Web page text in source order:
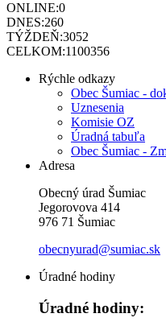
ONLINE:0
DNES:260
TÝŽDEŇ:3052
CELKOM:1100356
Rýchle odkazy
Obec Šumiac -
Uznesenia
Komisie OZ
Úradná tabuľa
Obec Šumiac -
Adresa
Obecný úrad Šumiac
Jegorovova 414
976 71 Šumiac
obecnyurad@sumiac.sk
Úradné hodiny
Úradné hodiny: